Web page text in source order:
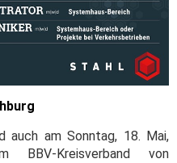
auch am Sonntag, 18. Mai,
Kreisverband von